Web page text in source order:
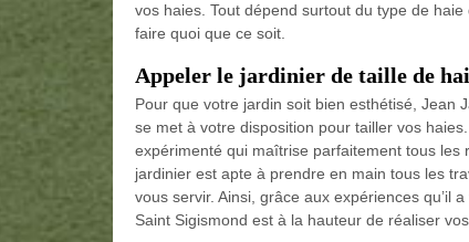
vos haies. Tout dépend surtout du type de
faire quoi que ce soit.
Appeler le jardinier de taille de
Pour que votre jardin soit bien esthétisé, Jean
se met à votre disposition pour tailler vos
expérimenté qui maîtrise parfaitement tous
jardinier est apte à prendre en main tous les
vous servir. Ainsi, grâce aux expériences qu’il
Saint Sigismond est à la hauteur de réaliser